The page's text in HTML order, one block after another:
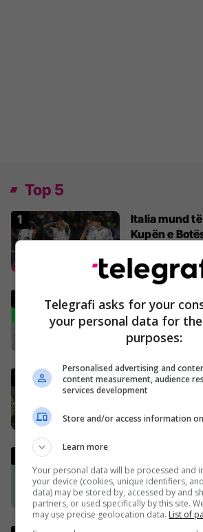
Top 5
Italia mund
Kupën e
Bosnja dhe
02/04/2026
Analisti turk
gjestin e
ndaj Kosovës
01/04/2026
Gjermania
burrat duhet
shtetit
04/04/2026
Lindjen e
MINUTE
02/04/2026
Telegrafi asks for your
your personal data for
purposes:
Personalised advertising and
content measurement, audience
services development
Store and/or access information
Learn more
Your personal data will be processed and
your device (cookies, unique identifiers,
data) may be stored by, accessed by and
partners, or used specifically by this site.
may use precise geolocation data. List of